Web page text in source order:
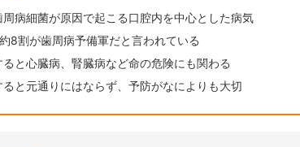
病細菌が原因で起こる口腔内を中心とした病気
8割が歯周病予備軍だと言われている
と心臓病、腎臓病など命の危険にも関わる
と元通りにはならず、予防がなによりも大切